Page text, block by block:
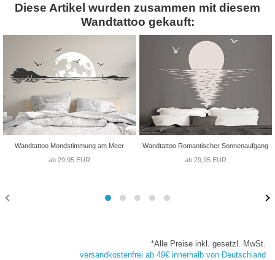
Diese Artikel wurden zusammen mit diesem
Wandtattoo gekauft:
Wandtattoo Mondstimmung am Meer
ab 29,95 EUR
Wandtattoo Romantischer Sonnenaufgang
ab 29,95 EUR
*Alle Preise inkl. gesetzl. MwSt.
versandkostenfrei ab 49€ innerhalb von Deutschland